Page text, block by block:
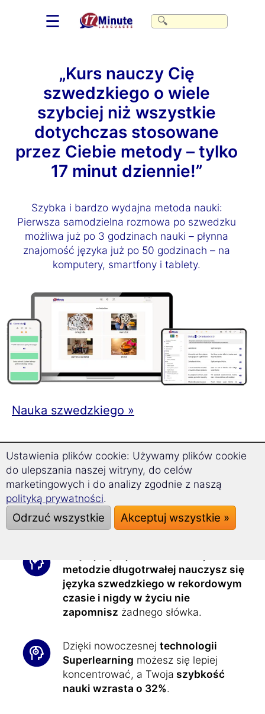
☰
„Kurs nauczy Cię
szwedzkiego o wiele
szybciej niż wszystkie
dotychczas stosowane
przez Ciebie metody – tylko
17 minut dziennie!”
Szybka i bardzo wydajna metoda nauki:
Pierwsza samodzielna rozmowa po szwedzku
możliwa już po 3 godzinach nauki – płynna
znajomość języka już po 50 godzinach – na
komputery, smartfony i tablety.
Nauka szwedzkiego »
Czym ten kurs szwedzkiego różni się od innych
kursów językowych:
Polecany czas nauki: tylko17 minut
dziennie
metodzie długotrwałej nauczysz się
języka szwedzkiego w rekordowym
czasie i nigdy w życiu nie
zapomnisz żadnego słówka.
Dzięki nowoczesnej technologii
Superlearning możesz się lepiej
koncentrować, a Twoja szybkość
nauki wzrasta o 32%.
Ustawienia plików cookie: Używamy plików cookie
do ulepszania naszej witryny, do celów
marketingowych i do analizy zgodnie z naszą
polityką prywatności.
Odrzuć wszystkie Akceptuj wszystkie »